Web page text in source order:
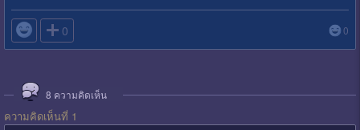
 0 0
8 ความคิดเห็น
ความคิดเห็นที่ 1